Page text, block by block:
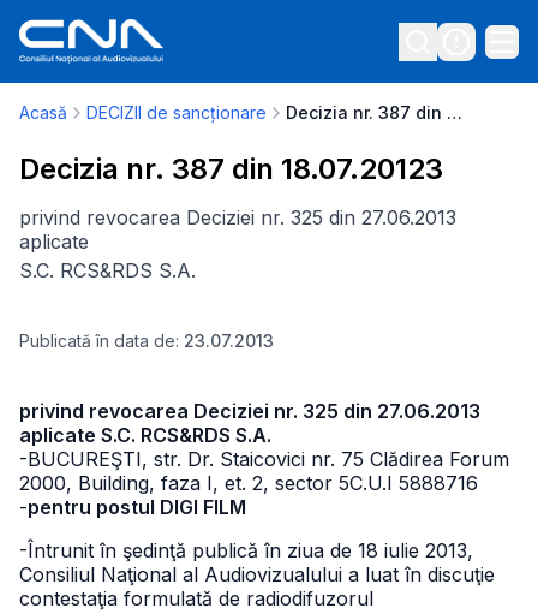
Acasă DECIZII de sancționare Decizia nr. 387 din 18.07.20123
Decizia nr. 387 din 18.07.20123
privind revocarea Deciziei nr. 325 din 27.06.2013
aplicate
S.C. RCS&RDS S.A.
Publicată în data de: 23.07.2013
privind revocarea Deciziei nr. 325 din 27.06.2013
aplicate S.C. RCS&RDS S.A.
-BUCUREŞTI, str. Dr. Staicovici nr. 75 Clădirea Forum
2000, Building, faza I, et. 2, sector 5C.U.I 5888716
-pentru postul DIGI FILM
-Întrunit în şedinţă publică în ziua de 18 iulie 2013,
Consiliul Naţional al Audiovizualului a luat în discuţie
contestaţia formulată de radiodifuzorul